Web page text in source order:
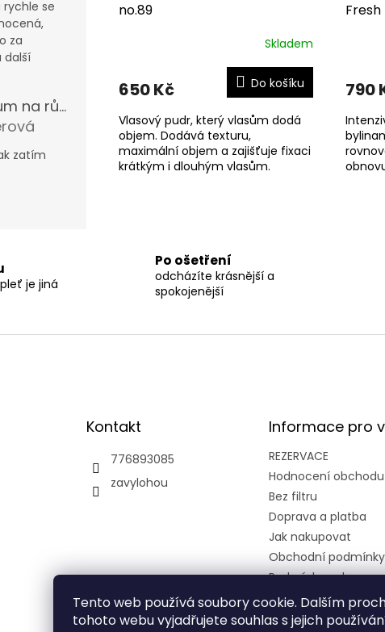
Tento web používá soubory cookie. Dalším
tohoto webu vyjadřujete souhlas s jejich
rychle se
za
další
InLei® ADIUTRIX sérum na růst řas a obočí
5 hvězdiček.
zatím
no.89
Skladem
650 Kč Do košíku
Vlasový pudr, který vlasům dodá
objem. Dodává texturu,
maximální objem a zajišťuje fixaci
krátkým i dlouhým vlasům.
Fresh
790
je jiná
Po ošetření
odcházíte krásnější a
spokojenější
Kontakt
776893085
zavylohou
Informace pro
REZERVACE
Hodnocení obchodu
Bez filtru
Doprava a platba
Jak nakupovat
Obchodní podmínky
Podmínky ochrany
osobních údajů
Kariéra